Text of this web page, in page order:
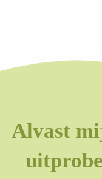
Alvast